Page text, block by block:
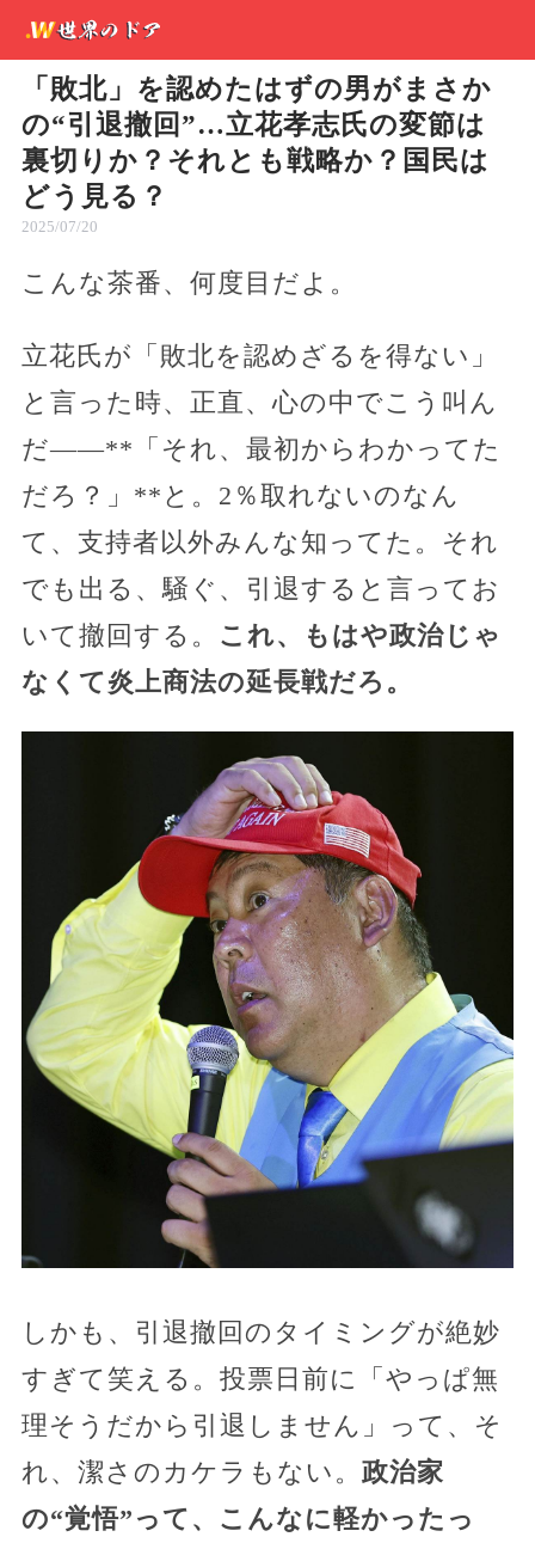
「敗北」を認めたはずの男がまさか
の“引退撤回”…立花孝志氏の変節は
裏切りか？それとも戦略か？国民は
どう見る？
2025/07/20
こんな茶番、何度目だよ。
立花氏が「敗北を認めざるを得ない」
と言った時、正直、心の中でこう叫ん
だ——**「それ、最初からわかってた
だろ？」**と。2％取れないのなん
て、支持者以外みんな知ってた。それ
でも出る、騒ぐ、引退すると言ってお
いて撤回する。 これ、もはや政治じゃ
なくて炎上商法の延長戦だろ。
しかも、引退撤回のタイミングが絶妙
すぎて笑える。投票日前に「やっぱ無
理そうだから引退しません」って、そ
れ、潔さのカケラもない。 政治家
の“覚悟”って、こんなに軽かったっ